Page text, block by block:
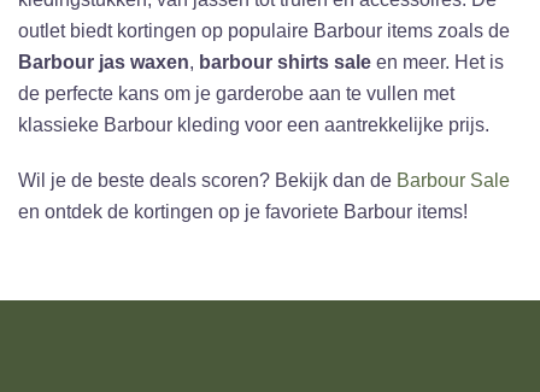
outlet biedt kortingen op populaire Barbour items zoals de
Barbour jas waxen, barbour shirts sale en meer. Het is
de perfecte kans om je garderobe aan te vullen met
klassieke Barbour kleding voor een aantrekkelijke prijs.
Wil je de beste deals scoren? Bekijk dan de Barbour Sale
en ontdek de kortingen op je favoriete Barbour items!